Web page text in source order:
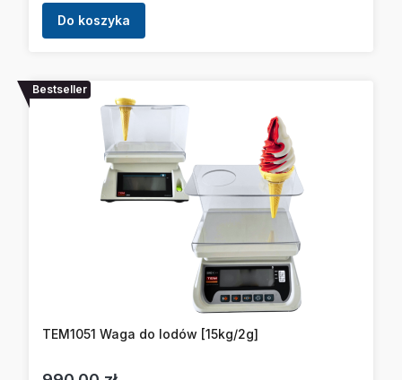
Do koszyka
Bestseller
TEM1051 Waga do lodów [15kg/2g]